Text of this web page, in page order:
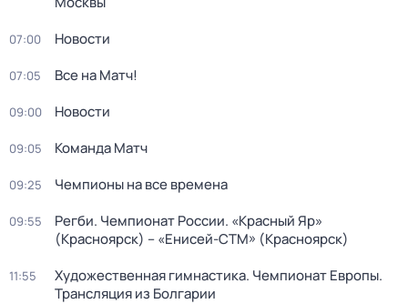
07:00 Новости
07:05 Все на Матч!
09:00 Новости
09:05 Команда Матч
09:25 Чемпионы на все времена
09:55
Регби. Чемпионат России. «Красный Яр»
(Красноярск) – «Енисей-СТМ» (Красноярск)
11:55
Художественная гимнастика. Чемпионат Европы.
Трансляция из Болгарии